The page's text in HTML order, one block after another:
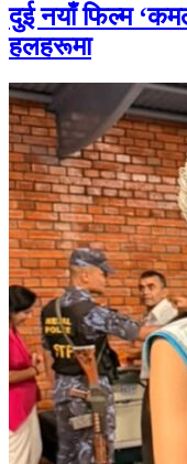
दुई नयाँ फिल्म
हलहरूमा